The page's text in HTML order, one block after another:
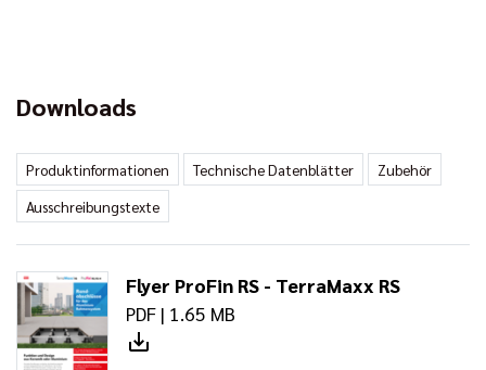
Downloads
Produktinformationen Technische Datenblätter
Zubehör
Ausschreibungstexte
Flyer ProFin RS - TerraMaxx RS
PDF | 1.65 MB